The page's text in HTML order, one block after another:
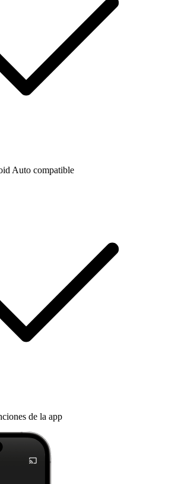
Auto compatible
de la app